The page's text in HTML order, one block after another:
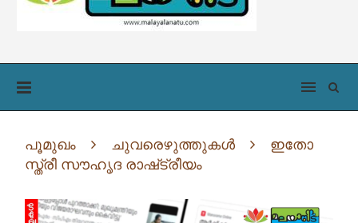
പൂമുഖം ചുവരെഴുത്തുകൾ
ഇതോ
സ്ത്രീ സൗഹൃദ രാഷ്‌ട്രീയം